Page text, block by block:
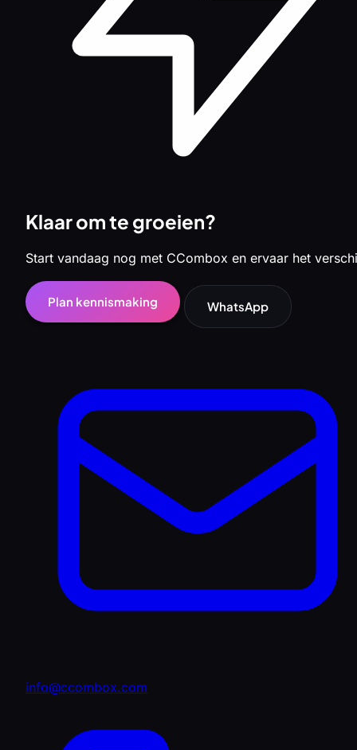
Klaar om te groeien?
Start vandaag nog met CCombox en ervaar het
Plan kennismaking WhatsApp
info@ccombox.com